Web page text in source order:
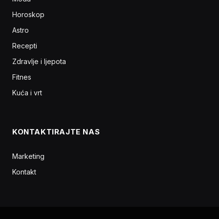
Horoskop
Astro
Recepti
Zdravlje i ljepota
Fitnes
Kuća i vrt
KONTAKTIRAJTE NAS
Marketing
Kontakt